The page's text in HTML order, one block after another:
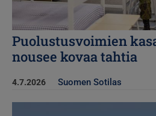
Puolustusvoimien
nousee kovaa tahtia
4.7.2026 Suomen Sotilas